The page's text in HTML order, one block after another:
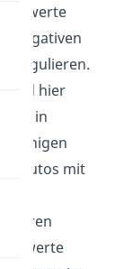
negativen
zu regulieren.
sind hier
in
einigen
Autos mit